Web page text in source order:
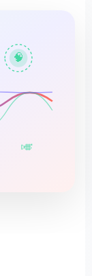
🧠
🎺